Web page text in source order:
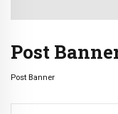
Post
Post Banner